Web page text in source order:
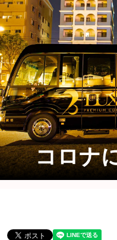
コロナ